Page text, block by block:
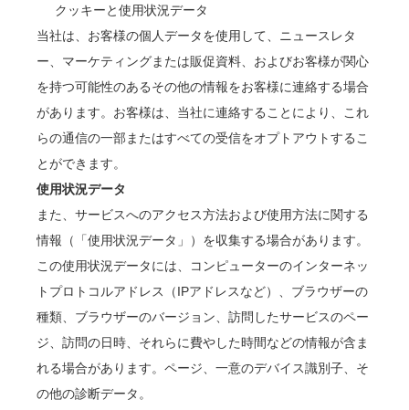
クッキーと使用状況データ
当社は、お客様の個人データを使用して、ニュースレタ
ー、マーケティングまたは販促資料、およびお客様が関心
を持つ可能性のあるその他の情報をお客様に連絡する場合
があります。お客様は、当社に連絡することにより、これ
らの通信の一部またはすべての受信をオプトアウトするこ
とができます。
使用状況データ
また、サービスへのアクセス方法および使用方法に関する
情報（「使用状況データ」）を収集する場合があります。
この使用状況データには、コンピューターのインターネッ
トプロトコルアドレス（IPアドレスなど）、ブラウザーの
種類、ブラウザーのバージョン、訪問したサービスのペー
ジ、訪問の日時、それらに費やした時間などの情報が含ま
れる場合があります。ページ、一意のデバイス識別子、そ
の他の診断データ。